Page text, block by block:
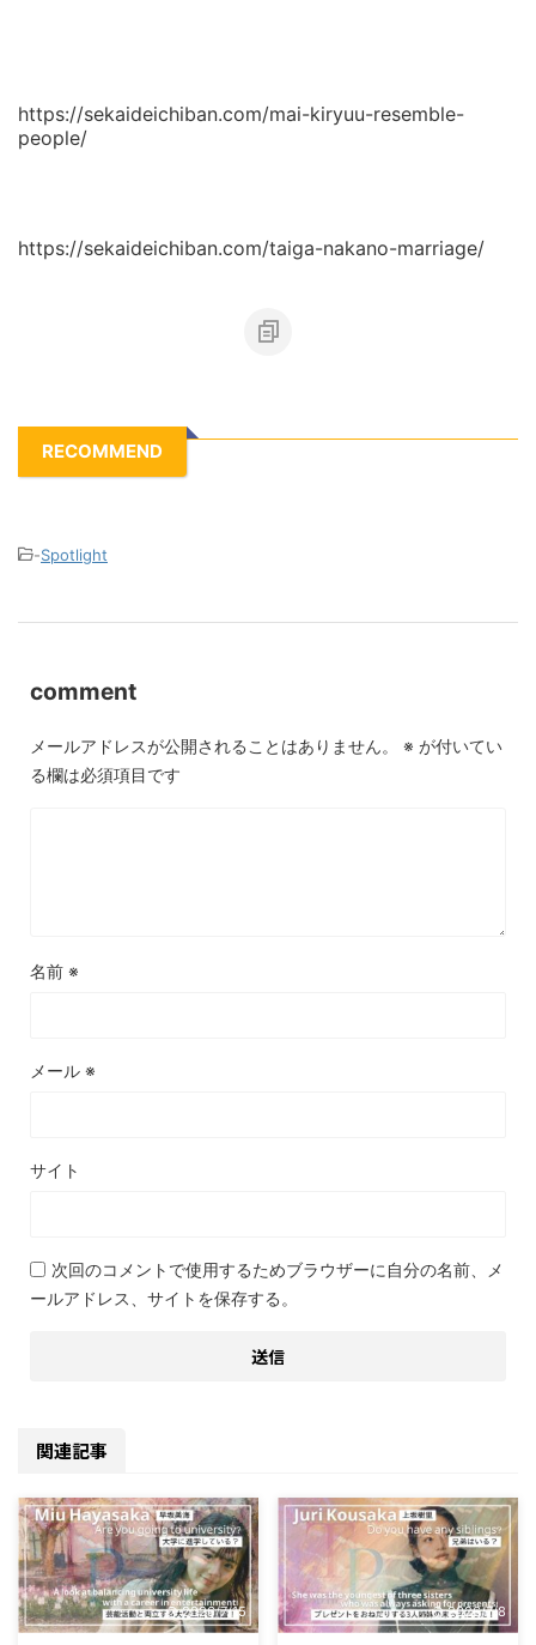
https://sekaideichiban.com/mai-kiryuu-resemble-
people/
https://sekaideichiban.com/taiga-nakano-marriage/
RECOMMEND
-Spotlight
comment
メールアドレスが公開されることはありません。 ※ が付いてい
る欄は必須項目です
名前 ※
メール ※
サイト
次回のコメントで使用するためブラウザーに自分の名前、メ
ールアドレス、サイトを保存する。
関連記事
2026/7/15 2026/7/8